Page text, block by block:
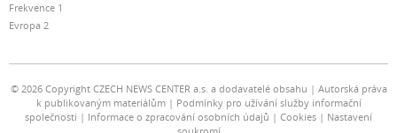
Frekvence 1
Evropa 2
© 2026 Copyright CZECH NEWS CENTER a.s. a dodavatelé obsahu
Autorská práva
k publikovaným materiálům
Podmínky pro užívání služby informační
společnosti
Informace o zpracování osobních údajů Cookies
Nastavení